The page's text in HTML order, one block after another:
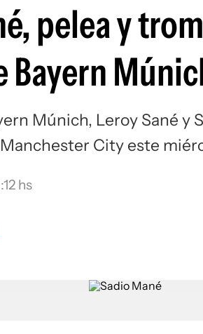
pelea y
Bayern
Múnich, Leroy Sané y
City este
hs